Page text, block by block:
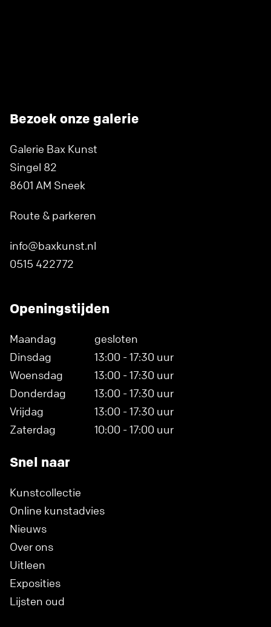
Bezoek onze galerie
Galerie Bax Kunst
Singel 82
8601 AM Sneek
Route & parkeren
info@baxkunst.nl
0515 422772
Openingstijden
Maandag
gesloten
Dinsdag
13:00 - 17:30 uur
Woensdag
13:00 - 17:30 uur
Donderdag
13:00 - 17:30 uur
Vrijdag
13:00 - 17:30 uur
Zaterdag
10:00 - 17:00 uur
Snel naar
Kunstcollectie
Online kunstadvies
Nieuws
Over ons
Uitleen
Exposities
Lijsten oud